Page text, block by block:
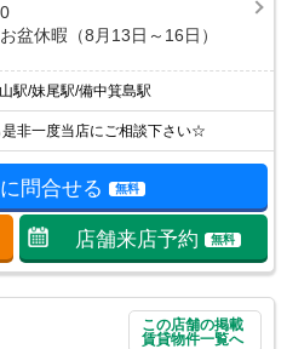
盆休暇（8月13日～16日）
駅/妹尾駅/備中箕島駅
非一度当店にご相談下さい☆
問合せる 無料
店舗来店予約 無料
この店舗の掲載
賃貸物件一覧へ